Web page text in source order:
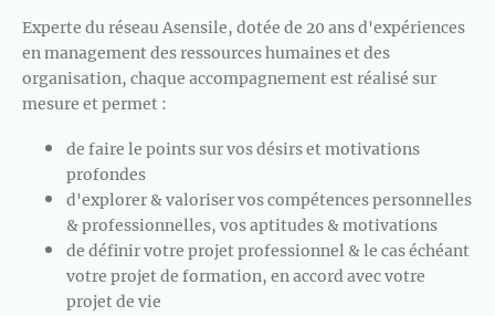
Experte du réseau Asensile, dotée de 20 ans d'expériences
en management des ressources humaines et des
organisation, chaque accompagnement est réalisé sur
mesure et permet :
de faire le points sur vos désirs et motivations
profondes
d'explorer & valoriser vos compétences personnelles
& professionnelles, vos aptitudes & motivations
de définir votre projet professionnel & le cas échéant
votre projet de formation, en accord avec votre
projet de vie